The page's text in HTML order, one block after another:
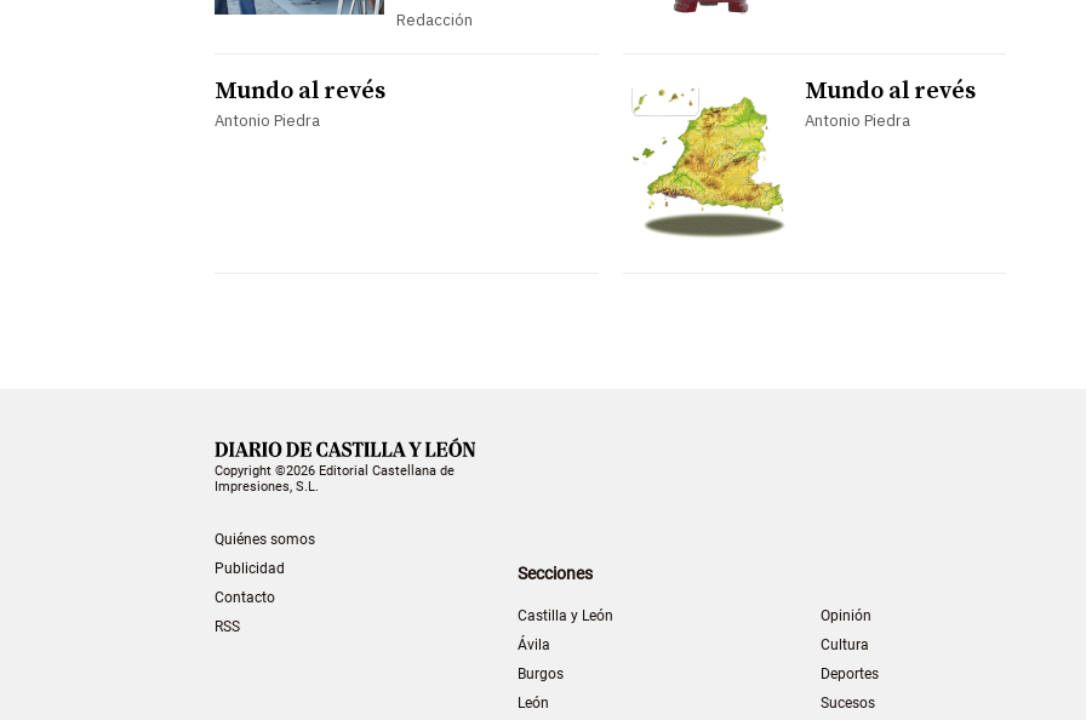
Redacción
Mundo al revés
Antonio Piedra
Mundo al revés
Antonio Piedra
Copyright ©2026 Editorial Castellana de
Impresiones, S.L.
Quiénes somos
Publicidad
Contacto
RSS
Secciones
Castilla y León
Ávila
Burgos
León
Opinión
Cultura
Deportes
Sucesos